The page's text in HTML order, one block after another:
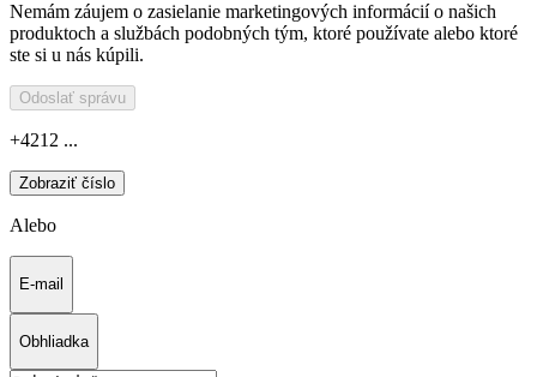
Nemám záujem o zasielanie marketingových informácií o našich
produktoch a službách podobných tým, ktoré používate alebo ktoré
ste si u nás kúpili.
Odoslať správu
+4212 ...
Zobraziť číslo
Alebo
E-mail
Obhliadka